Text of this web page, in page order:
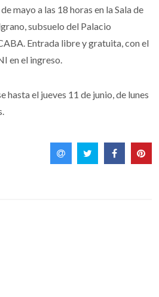
mayo a las 18 horas en la Sala de
subsuelo del Palacio
Entrada libre y gratuita, con el
en el ingreso.
hasta el jueves 11 de junio, de lunes